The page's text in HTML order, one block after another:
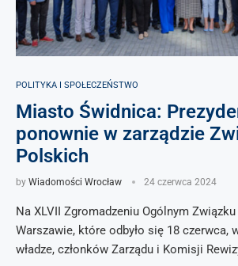
POLITYKA I SPOŁECZEŃSTWO
Miasto Świdnica:
ponownie w zarządzie
Polskich
by Wiadomości Wrocław 24 czerwca 2024
Na XLVII Zgromadzeniu Ogólnym
Warszawie, które odbyło się 18 czerwca,
władze, członków Zarządu i Komisji